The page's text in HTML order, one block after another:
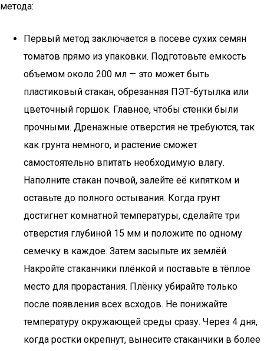
метода:
Первый метод заключается в посеве сухих семян
томатов прямо из упаковки. Подготовьте емкость
объемом около 200 мл — это может быть
пластиковый стакан, обрезанная ПЭТ-бутылка или
цветочный горшок. Главное, чтобы стенки были
прочными. Дренажные отверстия не требуются, так
как грунта немного, и растение сможет
самостоятельно впитать необходимую влагу.
Наполните стакан почвой, залейте её кипятком и
оставьте до полного остывания. Когда грунт
достигнет комнатной температуры, сделайте три
отверстия глубиной 15 мм и положите по одному
семечку в каждое. Затем засыпьте их землёй.
Накройте стаканчики плёнкой и поставьте в тёплое
место для прорастания. Плёнку убирайте только
после появления всех всходов. Не понижайте
температуру окружающей среды сразу. Через 4 дня,
когда ростки окрепнут, вынесите стаканчики в более